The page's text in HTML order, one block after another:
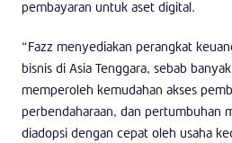
pembayaran untuk aset digital.
“Fazz menyediakan perangkat
bisnis di Asia Tenggara, sebab
memperoleh kemudahan akses
perbendaharaan, dan pertumbuhan
diadopsi dengan cepat oleh usaha